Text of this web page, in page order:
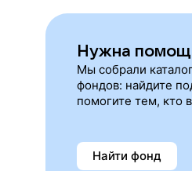
Нужна
Мы собрали
фондов: найдите
помогите тем, кто
Найти фонд